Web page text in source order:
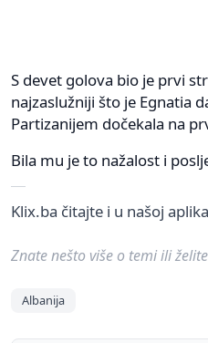
S devet golova bio je prvi
najzaslužniji što je Egnatia
Partizanijem dočekala na
Bila mu je to nažalost i
Klix.ba čitajte i u našoj
Znate nešto više o temi ili
Albanija